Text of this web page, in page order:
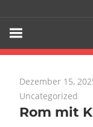
Dezember 15,
Uncategorized
Rom mit